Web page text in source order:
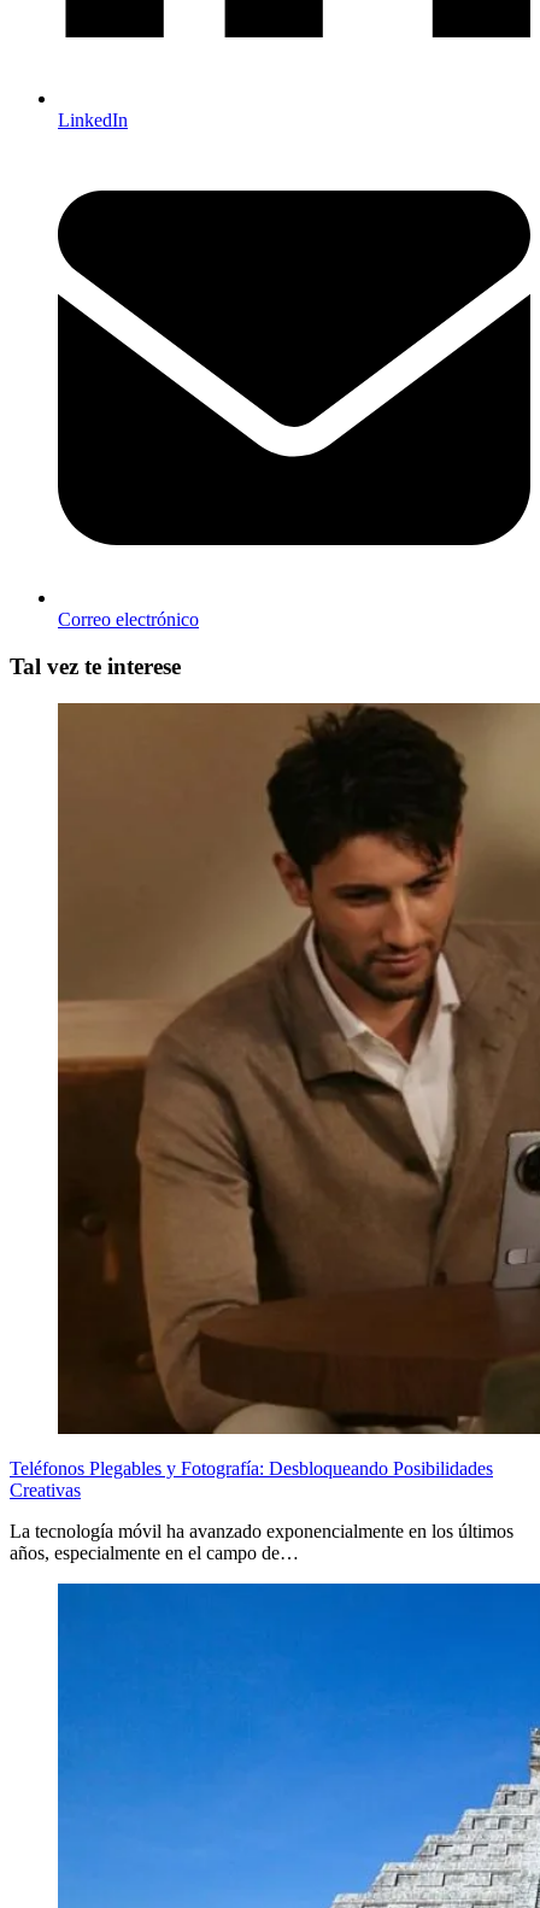
LinkedIn
Correo electrónico
Tal vez te interese
Teléfonos Plegables y Fotografía: Desbloqueando Posibilidades
Creativas
La tecnología móvil ha avanzado exponencialmente en los últimos
años, especialmente en el campo de…